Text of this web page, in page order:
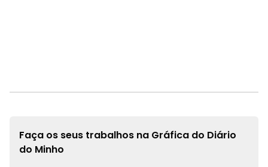
Faça os seus trabalhos na Gráfica do Diário
do Minho